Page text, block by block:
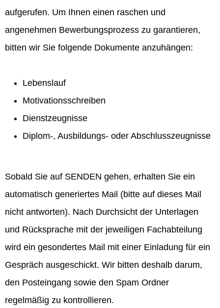
aufgerufen. Um Ihnen einen raschen und
angenehmen Bewerbungsprozess zu garantieren,
bitten wir Sie folgende Dokumente anzuhängen:
Lebenslauf
Motivationsschreiben
Dienstzeugnisse
Diplom-, Ausbildungs- oder Abschlusszeugnisse
Sobald Sie auf SENDEN gehen, erhalten Sie ein
automatisch generiertes Mail (bitte auf dieses Mail
nicht antworten). Nach Durchsicht der Unterlagen
und Rücksprache mit der jeweiligen Fachabteilung
wird ein gesondertes Mail mit einer Einladung für ein
Gespräch ausgeschickt. Wir bitten deshalb darum,
den Posteingang sowie den Spam Ordner
regelmäßig zu kontrollieren.